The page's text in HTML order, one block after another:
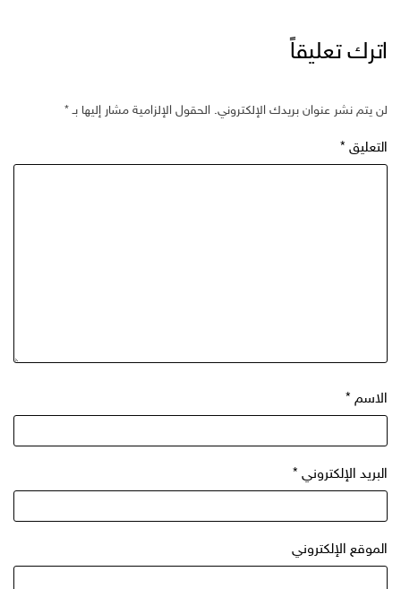
اترك تعليقاً
لن يتم نشر عنوان بريدك الإلكتروني. الحقول الإلزامية مشار إليها بـ*
التعليق *
الاسم *
البريد الإلكتروني *
الموقع الإلكتروني